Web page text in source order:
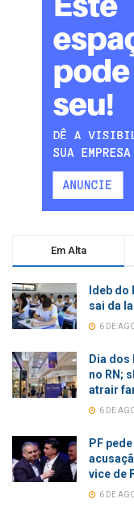
Em Alta
Ideb
sai da
6 DE
Dia dos
no RN;
atrair
6 DE
PF
vice de
6 DE